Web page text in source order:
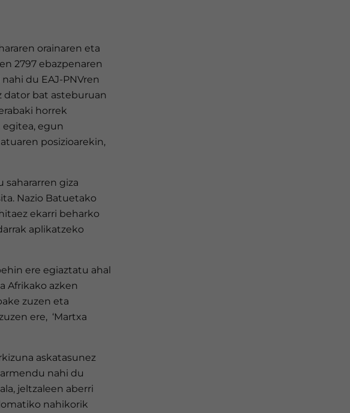
orainaren eta
2797 ebazpenaren
du EAJ-PNVren
dator bat asteburuan
horrek
egitea, egun
posizioarekin,
sahararren giza
Nazio Batuetako
ekarri beharko
aplikatzeko
ere egiaztatu ahal
Afrikako azken
zuzen eta
ere, ‘Martxa
askatasunez
nahi du
jeltzaleen aberri
nahikorik